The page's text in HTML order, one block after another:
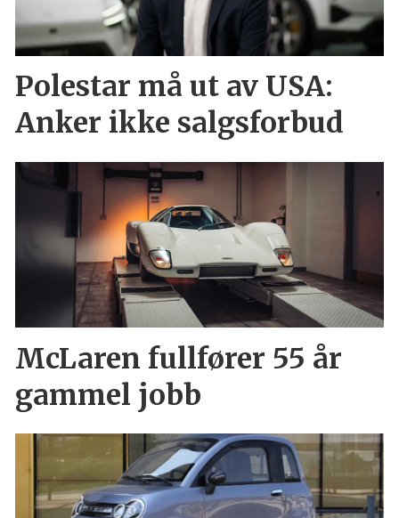
Polestar må ut av USA:
Anker ikke salgsforbud
McLaren fullfører 55 år
gammel jobb